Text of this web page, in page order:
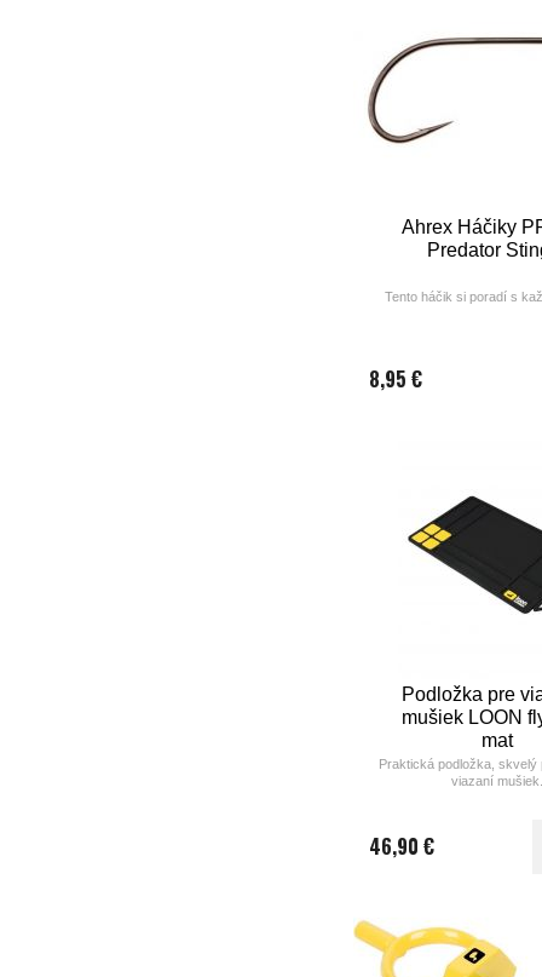
Ahrex Háčiky
Predator
Tento háčik si poradí s
8,95 €
Podložka pre
mušiek LOON
mat
Praktická podložka, skvelý
viazaní mušiek.
46,90 €